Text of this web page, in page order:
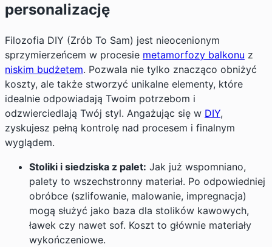
personalizację
Filozofia DIY (Zrób To Sam) jest nieocenionym
sprzymierzeńcem w procesie metamorfozy balkonu z
niskim budżetem. Pozwala nie tylko znacząco obniżyć
koszty, ale także stworzyć unikalne elementy, które
idealnie odpowiadają Twoim potrzebom i
odzwierciedlają Twój styl. Angażując się w DIY,
zyskujesz pełną kontrolę nad procesem i finalnym
wyglądem.
Stoliki i siedziska z palet: Jak już wspomniano,
palety to wszechstronny materiał. Po odpowiedniej
obróbce (szlifowanie, malowanie, impregnacja)
mogą służyć jako baza dla stolików kawowych,
ławek czy nawet sof. Koszt to głównie materiały
wykończeniowe.